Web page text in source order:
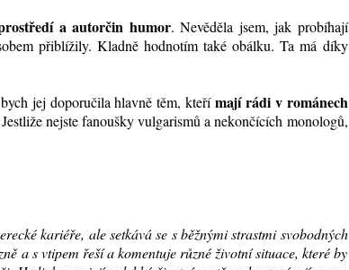
a autorčin humor. Nevěděla jsem, jak probíhají
přiblížily. Kladně hodnotím také obálku. Ta má díky
jej doporučila hlavně těm, kteřímají rádi v románech
nejste fanoušky vulgarismů a nekončících monologů,
kariéře, ale setkává se s běžnými strastmi svobodných
a s vtipem řeší a komentuje různé životní situace, které by